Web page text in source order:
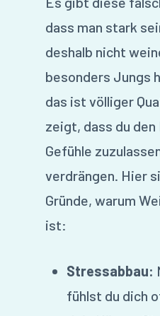
dass man stark
deshalb nicht
besonders Jungs
das ist völliger
zeigt, dass du
Gefühle
verdrängen. Hier
Gründe, warum
ist:
Stressabbau:
fühlst du dich